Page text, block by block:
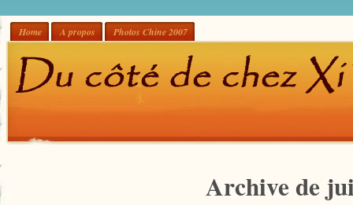
Home A propos Photos Chine 2007
Archive de